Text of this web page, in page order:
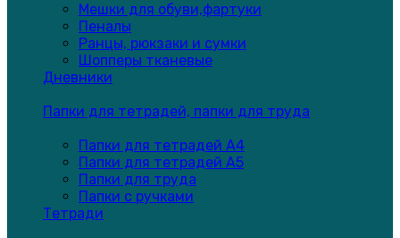
Мешки для обуви,фартуки
Пеналы
Ранцы, рюкзаки и сумки
Шопперы тканевые
Дневники
Папки для тетрадей, папки для труда
Папки для тетрадей А4
Папки для тетрадей А5
Папки для труда
Папки с ручками
Тетради